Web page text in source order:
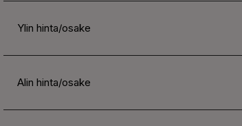
Ylin hinta/osake
Alin hinta/osake